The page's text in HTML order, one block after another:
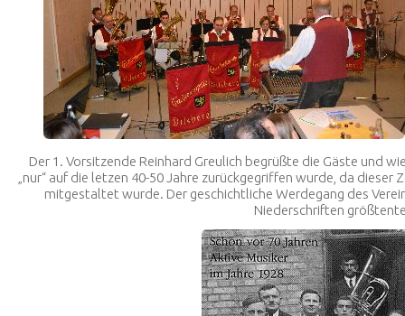
Der 1. Vorsitzende Reinhard Greulich begrüßte die Gäste und
„nur“ auf die letzen 40-50 Jahre zurückgegriffen wurde, da
mitgestaltet wurde. Der geschichtliche Werdegang des
Niederschriften